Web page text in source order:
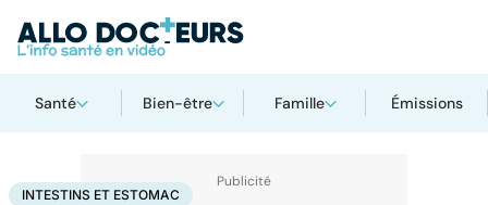
Santé Bien-être Famille Émissions
AccueilSantéMaladiesIntestins et estomac
INTESTINS ET ESTOMAC